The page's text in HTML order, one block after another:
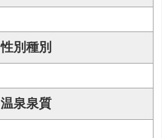
性別種別
温泉泉質